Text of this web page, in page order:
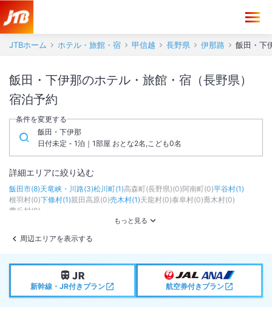
JTBホーム ホテル・旅館・宿 甲信越 長野県 伊那路 飯田・下
飯田・下伊那のホテル・旅館・宿（長野県）
宿泊予約
条件を変更する
飯田・下伊那
日付未定 - 1泊｜1部屋 おとな2名,こども0名
詳細エリアに絞り込む
飯田市(8)天竜峡・川路(3)松川町(1)高森町(長野県)(0)阿南町(0)平谷村(1)
根羽村(0)下條村(1)親田高原(0)売木村(1)天龍村(0)泰阜村(0)喬木村(0)
豊丘村(0)
周辺エリアを表示する
新幹線・JR付きプラン 航空券付きプラン